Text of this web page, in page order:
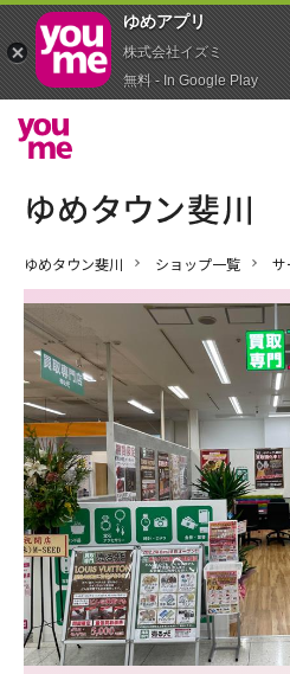
ゆめタウン斐川 ショップ一覧 サ
ゆめアプ‪リ‬
株式会社イズミ
無料 - In Google Play